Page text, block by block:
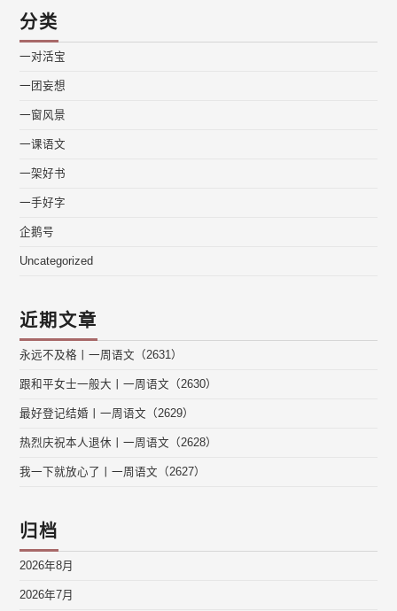
分类
一对活宝
一团妄想
一窗风景
一课语文
一架好书
一手好字
企鹅号
Uncategorized
近期文章
永远不及格丨一周语文（2631）
跟和平女士一般大丨一周语文（2630）
最好登记结婚丨一周语文（2629）
热烈庆祝本人退休丨一周语文（2628）
我一下就放心了丨一周语文（2627）
归档
2026年8月
2026年7月